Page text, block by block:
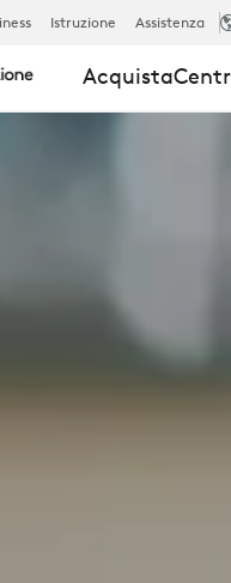
Istruzione Assistenza
Acquista